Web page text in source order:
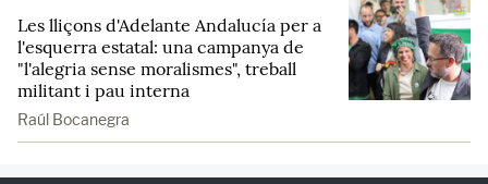
Les lliçons d'Adelante Andalucía per a
l'esquerra estatal: una campanya de
"l'alegria sense moralismes", treball
militant i pau interna
Raúl Bocanegra